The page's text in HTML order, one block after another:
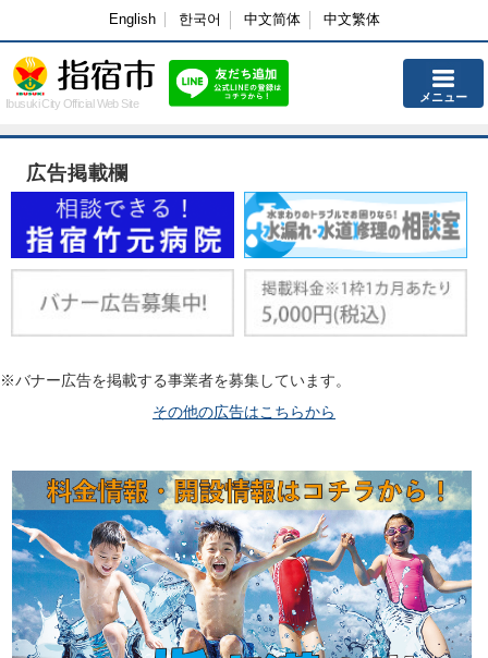
English 한국어 中文简体 中文繁体
Ibusuki City Official Web Site メニュー
広告掲載欄
※バナー広告を掲載する事業者を募集しています。
その他の広告はこちらから